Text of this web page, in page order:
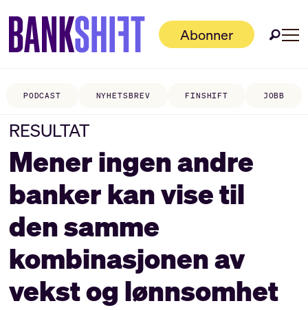
Abonner
PODCAST NYHETSBREV FINSHIFT JOBB
RESULTAT
Mener ingen andre
banker kan vise til
den samme
kombinasjonen av
vekst og lønnsomhet